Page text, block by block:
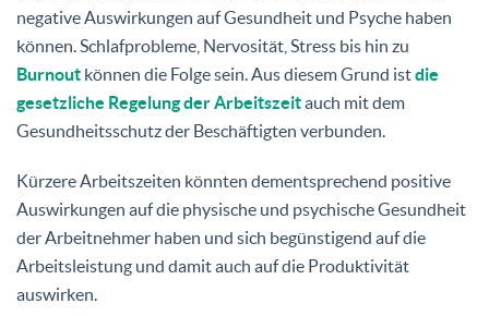
negative Auswirkungen auf Gesundheit und Psyche haben
können. Schlafprobleme, Nervosität, Stress bis hin zu
Burnout können die Folge sein. Aus diesem Grund istdie
gesetzliche Regelung der Arbeitszeitauch mit dem
Gesundheitsschutz der Beschäftigten verbunden.
Kürzere Arbeitszeiten könnten dementsprechend positive
Auswirkungen auf die physische und psychische Gesundheit
der Arbeitnehmer haben und sich begünstigend auf die
Arbeitsleistung und damit auch auf die Produktivität
auswirken.